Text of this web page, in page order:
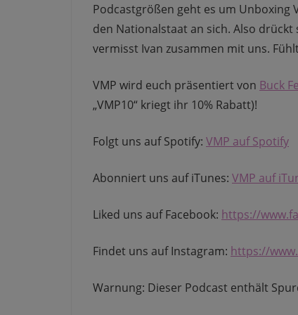
Podcastgrößen geht es um
den Nationalstaat an sich. Also
vermisst Ivan zusammen mit uns.
VMP wird euch präsentiert von Buck
„VMP10“ kriegt ihr 10% Rabatt)!
Folgt uns auf Spotify: VMP auf Spotify
Abonniert uns auf iTunes: VMP auf
Liked uns auf Facebook: https://
Findet uns auf Instagram: https://
Warnung: Dieser Podcast enthält